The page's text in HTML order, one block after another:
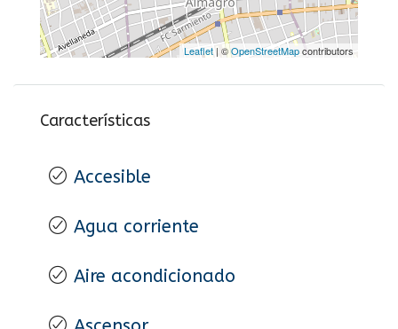
Leaflet | ©OpenStreetMapcontributors
Características
Accesible
Agua corriente
Aire acondicionado